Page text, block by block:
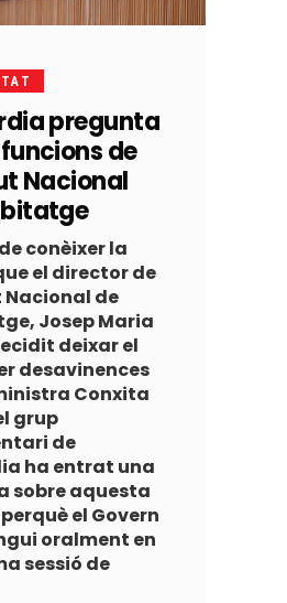
pregunta
de
Nacional
conèixer la
el director de
Nacional de
Josep Maria
deixar el
desavinences
Conxita
grup
de
ha entrat una
sobre aquesta
el Govern
oralment en
sessió de